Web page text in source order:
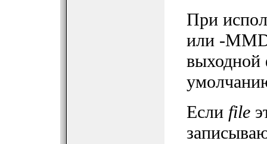
При
или -
выходной
Если file